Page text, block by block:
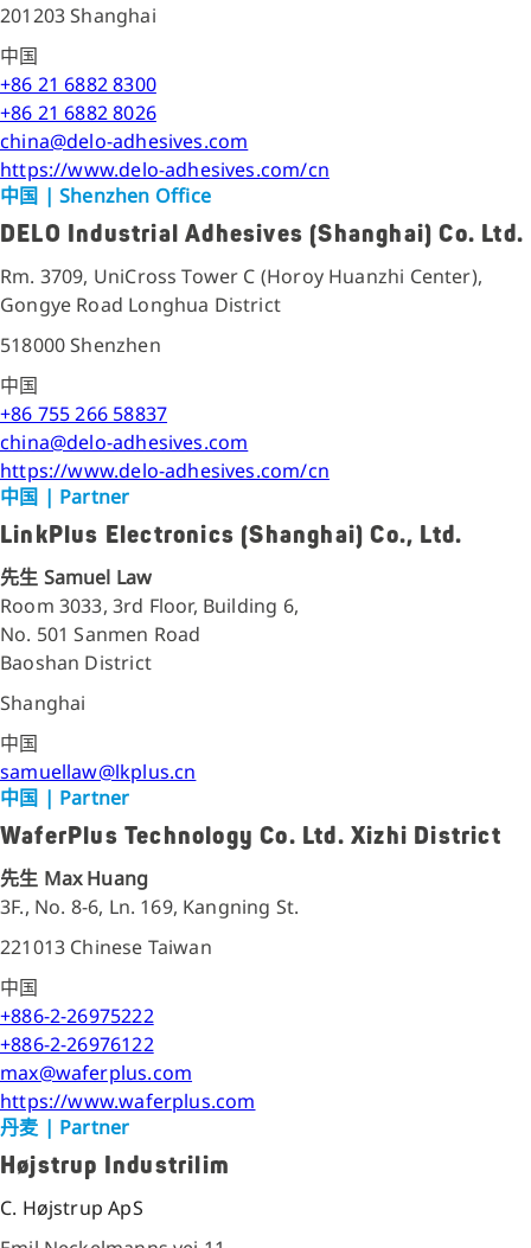
201203 Shanghai
中国
+86 21 6882 8300
+86 21 6882 8026
china@delo-adhesives.com
https://www.delo-adhesives.com/cn
中国 | Shenzhen Office
DELO Industrial Adhesives (Shanghai) Co. Ltd.
Rm. 3709, UniCross Tower C (Horoy Huanzhi Center),
Gongye Road Longhua District
518000 Shenzhen
中国
+86 755 266 58837
china@delo-adhesives.com
https://www.delo-adhesives.com/cn
中国 | Partner
LinkPlus Electronics (Shanghai) Co., Ltd.
先生 Samuel Law
Room 3033, 3rd Floor, Building 6,
No. 501 Sanmen Road
Baoshan District
Shanghai
中国
samuellaw@lkplus.cn
中国 | Partner
WaferPlus Technology Co. Ltd. Xizhi District
先生 Max Huang
3F., No. 8-6, Ln. 169, Kangning St.
221013 Chinese Taiwan
中国
+886-2-26975222
+886-2-26976122
max@waferplus.com
https://www.waferplus.com
丹麦 | Partner
Højstrup Industrilim
C. Højstrup ApS